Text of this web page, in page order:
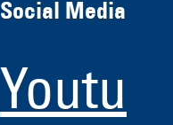
Social Media
Youtu